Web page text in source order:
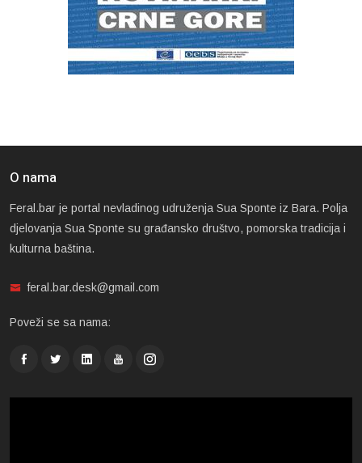
O nama
Feral.bar je portal nevladinog udruženja Sua Sponte iz Bara. Polja
djelovanja Sua Sponte su građansko društvo, pomorska tradicija i
kulturna baština.
feral.bar.desk@gmail.com
Poveži se sa nama: